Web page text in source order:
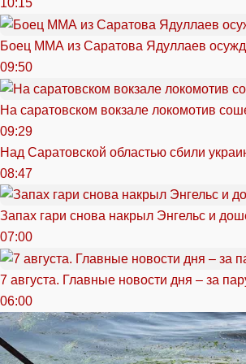
10:15
Боец ММА из Саратова Ядуллаев
09:50
На саратовском вокзале локомотив
09:29
Над Саратовской областью сбили
08:47
Запах гари снова накрыл Энгельс и
07:00
7 августа. Главные новости дня – за
06:00